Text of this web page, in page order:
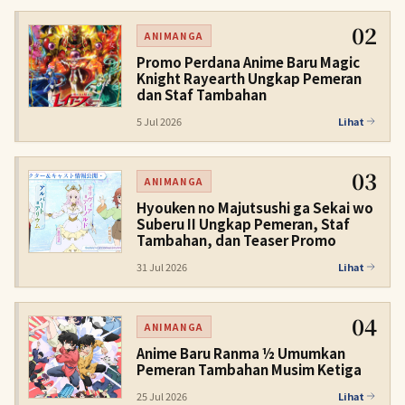
ANIMANGA 02
Promo Perdana Anime Baru Magic
Knight Rayearth Ungkap Pemeran
dan Staf Tambahan
5 Jul 2026 Lihat
ANIMANGA 03
Hyouken no Majutsushi ga Sekai wo
Suberu II Ungkap Pemeran, Staf
Tambahan, dan Teaser Promo
31 Jul 2026 Lihat
ANIMANGA 04
Anime Baru Ranma ½ Umumkan
Pemeran Tambahan Musim Ketiga
25 Jul 2026 Lihat